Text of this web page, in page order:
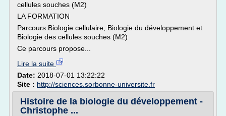
cellules souches (M2)
LA FORMATION
Parcours Biologie cellulaire, Biologie du développement et
Biologie des cellules souches (M2)
Ce parcours propose...
Lire la suite
Date: 2018-07-01 13:22:22
Site : http://sciences.sorbonne-universite.fr
Histoire de la biologie du développement -
Christophe ...